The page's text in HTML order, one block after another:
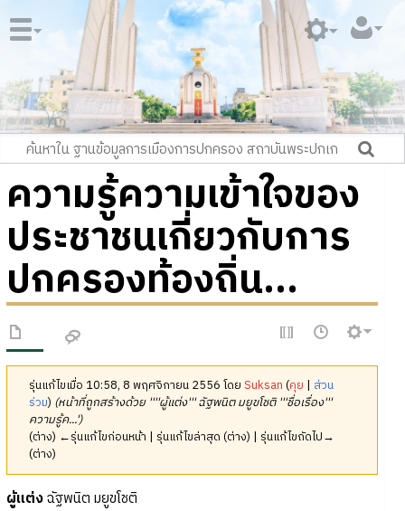
ความรู้ความเข้าใจของ
ประชาชนเกี่ยวกับการ
ปกครองท้องถิ่น...
รุ่นแก้ไขเมื่อ 10:58, 8 พฤศจิกายน 2556 โดยSuksan (คุย | ส่วน
ร่วม) (หน้าที่ถูกสร้างด้วย ''''ผู้แต่ง''' ฉัฐพนิต มยูขโชติ '''ชื่อเรื่อง'''
ความรู้ค...')
(ต่าง) ←รุ่นแก้ไขก่อนหน้า | รุ่นแก้ไขล่าสุด (ต่าง) | รุ่นแก้ไขถัดไป→
(ต่าง)
ผู้แต่งฉัฐพนิต มยูขโชติ